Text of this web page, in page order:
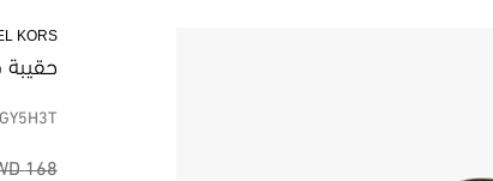
KORS
حقيبة
168 KWD